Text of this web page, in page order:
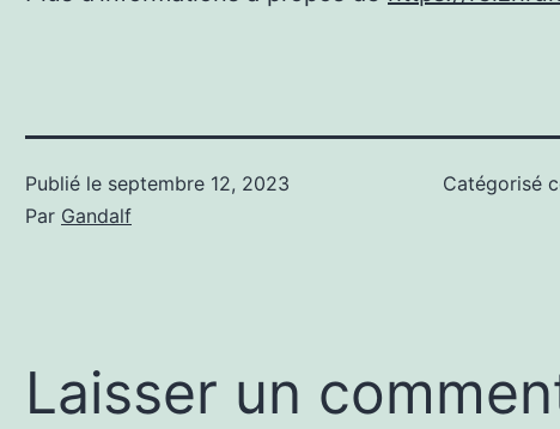
Publié le septembre 12, 2023
Par Gandalf
Catégorisé
Laisser un